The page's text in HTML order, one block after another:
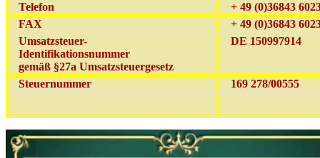
Telefon
+ 49 (0)36843
FAX
+ 49 (0)36843
Umsatzsteuer-
Identifikationsnummer
gemäß §27a Umsatzsteuergesetz
DE 150997914
Steuernummer 169 278/00555